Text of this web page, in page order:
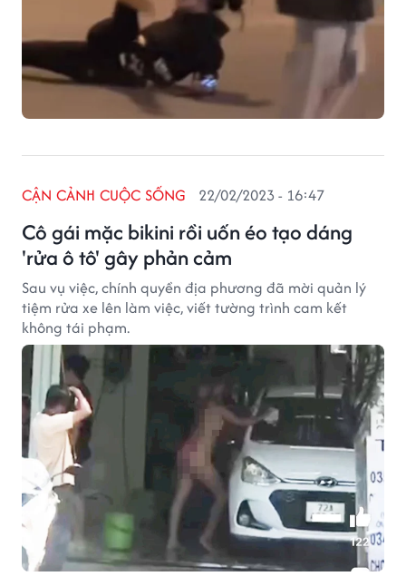
Cô gái mặc bikini rồi uốn éo tạo dáng
'rửa ô tô' gây phản cảm
CẬN CẢNH CUỘC SỐNG 22/02/2023 - 16:47
Sau vụ việc, chính quyền địa phương đã mời quản lý
tiệm rửa xe lên làm việc, viết tường trình cam kết
không tái phạm.